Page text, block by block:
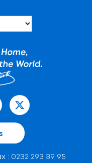
: 0232 293 39 95